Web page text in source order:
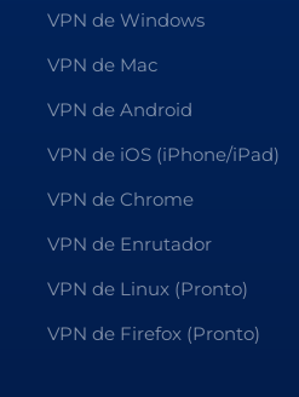
VPN de Windows
VPN de Mac
VPN de Android
VPN de iOS (iPhone/iPad)
VPN de Chrome
VPN de Enrutador
VPN de Linux (Pronto)
VPN de Firefox (Pronto)